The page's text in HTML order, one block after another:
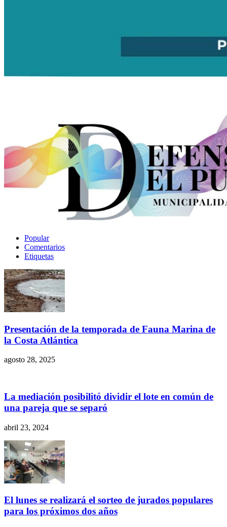
Popular
Comentarios
Etiquetas
Presentación de la temporada de Fauna Marina de
la Costa Atlántica
agosto 28, 2025
La mediación posibilitó dividir el lote en común de
una pareja que se separó
abril 23, 2024
El lunes se realizará el sorteo de jurados populares
para los próximos dos años